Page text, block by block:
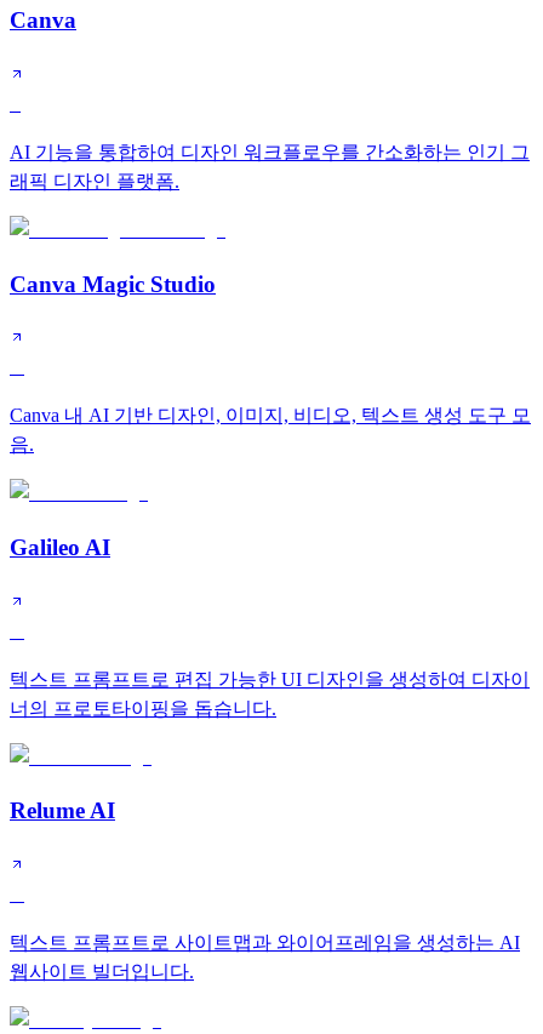
Canva
AI 기능을 통합하여 디자인 워크플로우를 간소화하는 인기 그
래픽 디자인 플랫폼.
Canva Magic Studio
Canva 내 AI 기반 디자인, 이미지, 비디오, 텍스트 생성 도구 모
음.
Galileo AI
텍스트 프롬프트로 편집 가능한 UI 디자인을 생성하여 디자이
너의 프로토타이핑을 돕습니다.
Relume AI
텍스트 프롬프트로 사이트맵과 와이어프레임을 생성하는 AI
웹사이트 빌더입니다.